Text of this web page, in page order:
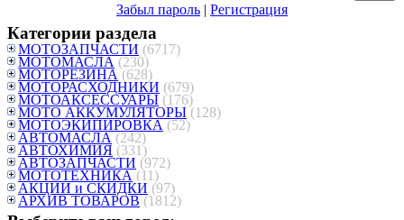
Забыл пароль | Регистрация
Категории раздела
МОТОЗАПЧАСТИ (6717)
МОТОМАСЛА (230)
МОТОРЕЗИНА (628)
МОТОРАСХОДНИКИ (679)
МОТОАКСЕССУАРЫ (176)
МОТО АККУМУЛЯТОРЫ (128)
МОТОЭКИПИРОВКА (52)
АВТОМАСЛА (242)
АВТОХИМИЯ (331)
АВТОЗАПЧАСТИ (972)
МОТОТЕХНИКА (11)
АКЦИИ и СКИДКИ (97)
АРХИВ ТОВАРОВ (1812)